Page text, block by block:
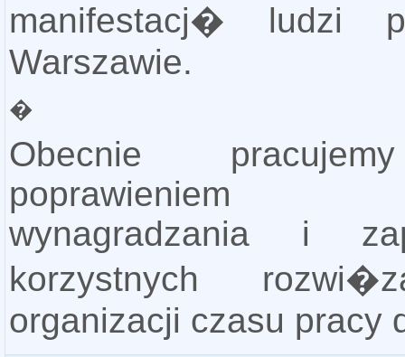
manifestacj� ludzi
Warszawie.
�
Obecnie
poprawieniem
wynagradzania i
korzystnych
organizacji czasu pracy